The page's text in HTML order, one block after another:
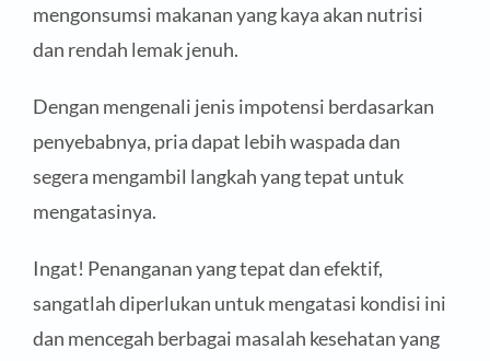
mengonsumsi makanan yang kaya akan nutrisi
dan rendah lemak jenuh.
Dengan mengenali jenis impotensi berdasarkan
penyebabnya, pria dapat lebih waspada dan
segera mengambil langkah yang tepat untuk
mengatasinya.
Ingat! Penanganan yang tepat dan efektif,
sangatlah diperlukan untuk mengatasi kondisi ini
dan mencegah berbagai masalah kesehatan yang